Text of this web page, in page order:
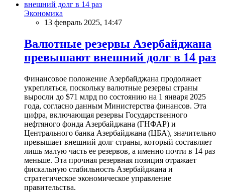
Экономика
13 февраль 2025, 14:47
Валютные резервы Азербайджана
превышают внешний долг в 14 раз
Финансовое положение Азербайджана продолжает
укрепляться, поскольку валютные резервы страны
выросли до $71 млрд по состоянию на 1 января 2025
года, согласно данным Министерства финансов. Эта
цифра, включающая резервы Государственного
нефтяного фонда Азербайджана (ГНФАР) и
Центрального банка Азербайджана (ЦБА), значительно
превышает внешний долг страны, который составляет
лишь малую часть ее резервов, а именно почти в 14 раз
меньше. Эта прочная резервная позиция отражает
фискальную стабильность Азербайджана и
стратегическое экономическое управление
правительства.